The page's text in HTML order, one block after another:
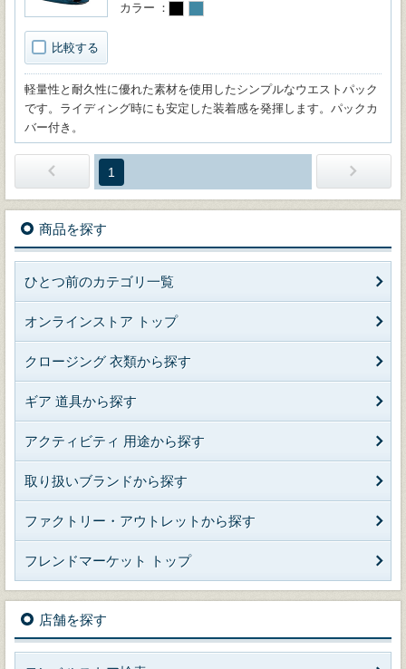
比較する
カラー
軽量性と耐久性に優れた素材を使用したシンプルなウエストパック
です。ライディング時にも安定した装着感を発揮します。パックカ
バー付き。
1
商品を探す
ひとつ前のカテゴリ一覧
オンラインストア トップ
クロージング 衣類から探す
ギア 道具から探す
アクティビティ 用途から探す
取り扱いブランドから探す
ファクトリー・アウトレットから探す
フレンドマーケット トップ
店舗を探す